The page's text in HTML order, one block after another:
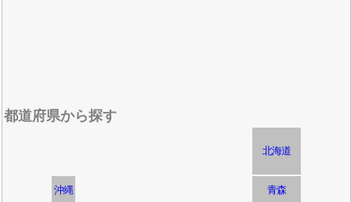
都道府県から探す
北海道
沖縄 青森